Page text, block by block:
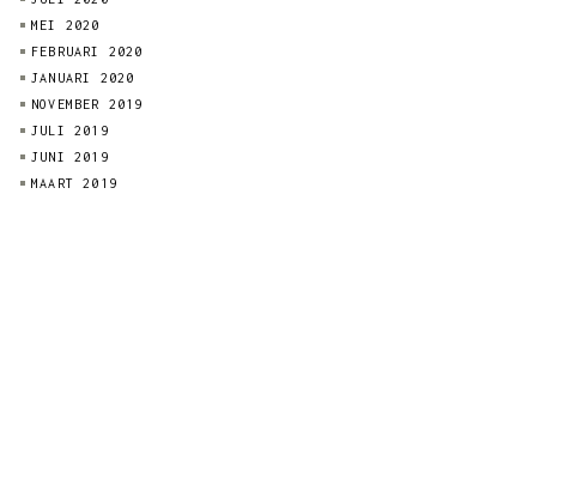
MEI 2020
FEBRUARI 2020
JANUARI 2020
NOVEMBER 2019
JULI 2019
JUNI 2019
MAART 2019